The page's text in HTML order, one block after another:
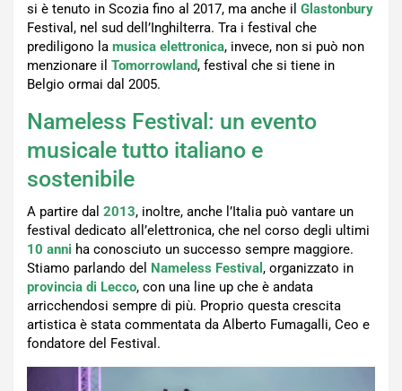
si è tenuto in Scozia fino al 2017, ma anche il Glastonbury
Festival, nel sud dell’Inghilterra. Tra i festival che
prediligono la musica elettronica, invece, non si può non
menzionare il Tomorrowland, festival che si tiene in
Belgio ormai dal 2005.
Nameless Festival: un evento
musicale tutto italiano e
sostenibile
A partire dal 2013, inoltre, anche l’Italia può vantare un
festival dedicato all’elettronica, che nel corso degli ultimi
10 anni ha conosciuto un successo sempre maggiore.
Stiamo parlando del Nameless Festival , organizzato in
provincia di Lecco, con una line up che è andata
arricchendosi sempre di più. Proprio questa crescita
artistica è stata commentata da Alberto Fumagalli, Ceo e
fondatore del Festival.